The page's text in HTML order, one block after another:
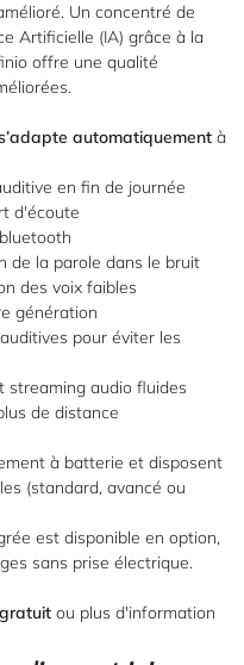
désinscrire à tout moment en
Un concentré de
Artificielle (IA) grâce à la
offre une qualité
automatiquement à
en fin de journée
d'écoute
de la parole dans le bruit
des voix faibles
génération
pour éviter les
streaming audio fluides
de distance
à batterie et disposent
(standard, avancé ou
est disponible en option,
sans prise électrique.
ou plus d'information